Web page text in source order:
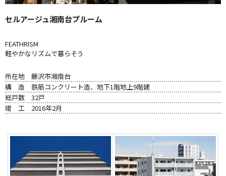
セルアージュ湘南台プルーム
FEATHRISM
軽やかなリズムで暮らそう
所在地
藤沢市湘南台
構 造
鉄筋コンクリート造、地下1階地上9階建
総戸数
32戸
竣 工
2016年2月